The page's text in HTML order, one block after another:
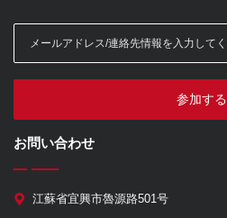
参加する
お問い合わせ
江蘇省宜興市魯源路501号